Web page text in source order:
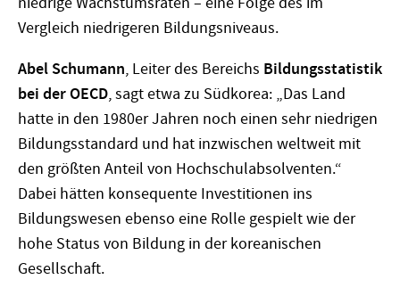
Vergleich niedrigeren Bildungsniveaus.
Abel Schumann, Leiter des Bereichs Bildungsstatistik
bei der OECD, sagt etwa zu Südkorea: „Das Land
hatte in den 1980er Jahren noch einen sehr niedrigen
Bildungsstandard und hat inzwischen weltweit mit
den größten Anteil von Hochschulabsolventen.“
Dabei hätten konsequente Investitionen ins
Bildungswesen ebenso eine Rolle gespielt wie der
hohe Status von Bildung in der koreanischen
Gesellschaft.